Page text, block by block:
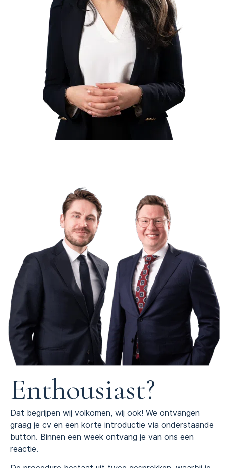
Enthousiast?
Dat begrijpen wij volkomen, wij ook! We ontvangen
graag je cv en een korte introductie via onderstaande
button. Binnen een week ontvang je van ons een
reactie.